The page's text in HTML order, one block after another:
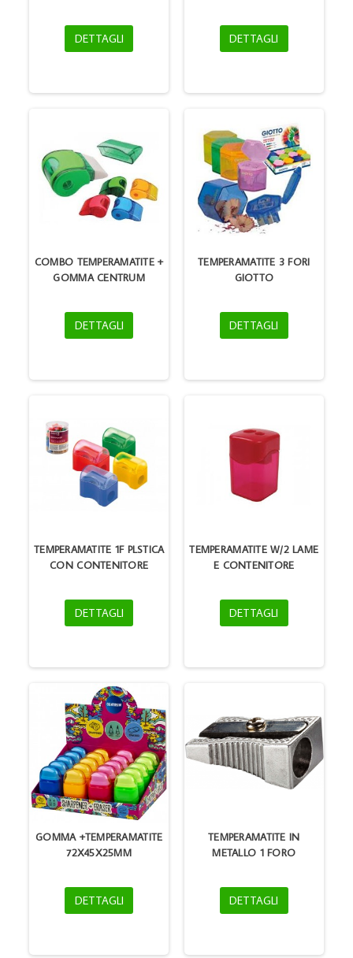
DETTAGLI DETTAGLI
COMBO TEMPERAMATITE +
GOMMA CENTRUM
DETTAGLI
TEMPERAMATITE 3 FORI
GIOTTO
DETTAGLI
TEMPERAMATITE 1F PLSTICA
CON CONTENITORE
DETTAGLI
TEMPERAMATITE W/2 LAME
E CONTENITORE
DETTAGLI
GOMMA +TEMPERAMATITE
72X45X25MM
DETTAGLI
TEMPERAMATITE IN
METALLO 1 FORO
DETTAGLI